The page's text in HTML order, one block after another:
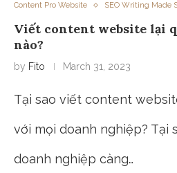
Content Pro Website SEO Writing Made
Viết content website lại
nào?
by Fito March 31, 2023
Tại sao viết content
với mọi doanh nghiệp?
doanh nghiệp càng…